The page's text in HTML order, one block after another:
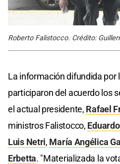
Roberto Falistocco. Crédito:
La información difundida por
participaron del acuerdo los
el actual presidente, Rafael
ministros Falistocco,
Luis Netri, María Angélica
Erbetta. "Materializada la